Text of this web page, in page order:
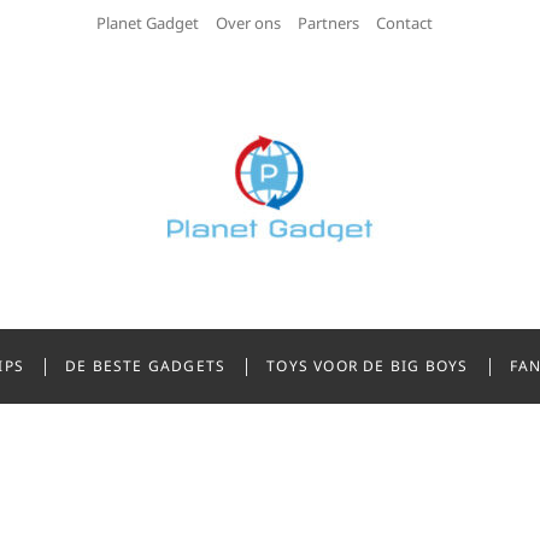
Planet Gadget Over ons Partners Contact
DE BESTE GADGETS TOYS VOOR DE BIG BOYS